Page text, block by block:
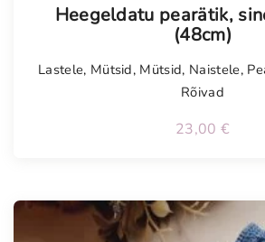
Heegeldatu pearätik,
(48cm)
Lastele, Mütsid, Mütsid, Naistele,
Rõivad
23,00 €